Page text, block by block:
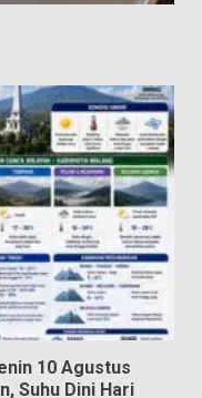
10 Agustus
Suhu Dini Hari